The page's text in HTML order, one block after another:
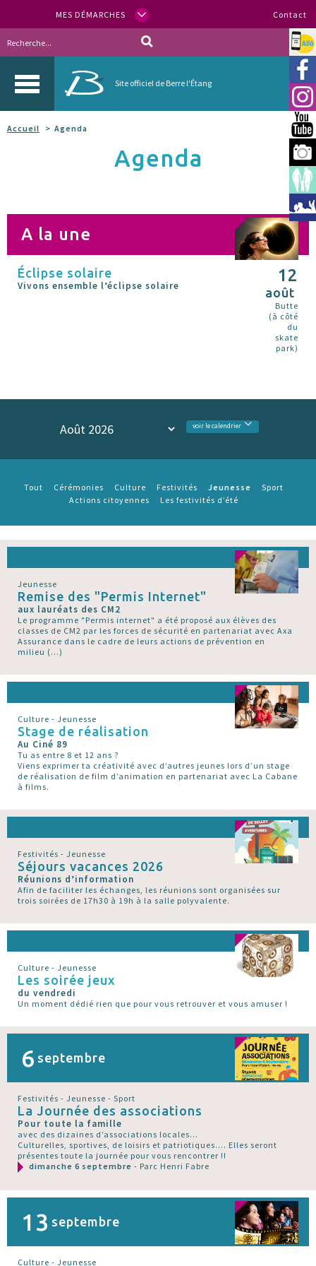
MES DÉMARCHES Contact
Site officiel de Berre l'Étang
Allo
Accueil Agenda
Agenda
A la une
Éclipse solaire
Vivons ensemble l’éclipse solaire
12
août
Butte
(à côté
du
skate
park)
voir le calendrier
Tout Cérémonies Culture Festivités Jeunesse
Sport
Actions citoyennes
Les festivités d’été
Jeunesse
Remise des "Permis Internet"
aux lauréats des CM2
Le programme "Permis internet" a été proposé aux élèves des
classes de CM2 par les forces de sécurité en partenariat avec Axa
Assurance dans le cadre de leurs actions de prévention en
milieu (…)
Culture - Jeunesse
Stage de réalisation
Au Ciné 89
Tu as entre 8 et 12 ans ?
Viens exprimer ta créativité avec d’autres jeunes lors d’un stage
de réalisation de film d’animation en partenariat avec La Cabane
à films.
Festivités - Jeunesse
Séjours vacances 2026
Réunions d’information
Afin de faciliter les échanges, les réunions sont organisées sur
trois soirées de 17h30 à 19h à la salle polyvalente.
Culture - Jeunesse
Les soirée jeux
du vendredi
Un moment dédié rien que pour vous retrouver et vous amuser !
6 septembre
Festivités - Jeunesse - Sport
La Journée des associations
Pour toute la famille
avec des dizaines d’associations locales...
Culturelles, sportives, de loisirs et patriotiques.... Elles seront
présentes toute la journée pour vous rencontrer !!
dimanche 6 septembre - Parc Henri Fabre
13 septembre
Culture - Jeunesse